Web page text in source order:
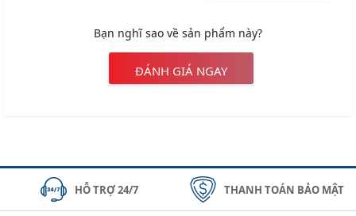
Bạn nghĩ sao về sản phẩm này?
ĐÁNH GIÁ NGAY
HỖ TRỢ 24/7 THANH TOÁN BẢO MẬT